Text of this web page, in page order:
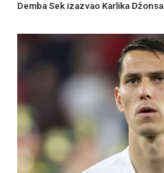
Demba Sek izazvao Karlika Džonsa